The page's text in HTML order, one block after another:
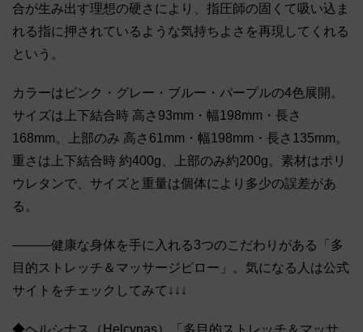
合が生み出す理想の硬さにより、指圧師の固くて吸い込ま
れる指に押されているような気持ちよさを再現してくれる
という。
カラーはピンク・グレー・ブルー・パープルの4色展開。
サイズは上下結合時 高さ93mm・幅198mm・長さ
168mm。上部のみ 高さ61mm・幅198mm・長さ135mm。
重さは上下結合時 約400g、上部のみ約200g。素材はポリ
ウレタンで、サイズと重量は個体により多少の誤差があ
る。
―――健康な身体を手に入れる3つのこだわりがある「多
目的ストレッチ＆マッサージピロー」。気になる人は公式
サイトをチェックしてみて↓↓↓